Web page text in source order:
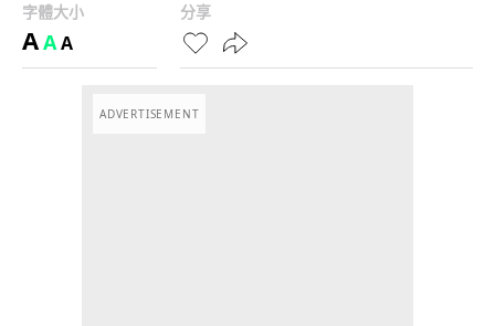
字體大小
AAA
分享
ADVERTISEMENT